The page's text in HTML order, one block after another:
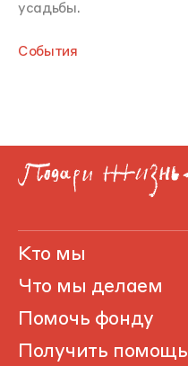
усадьбы.
События
Кто мы
Что мы делаем
Помочь фонду
Получить помощь